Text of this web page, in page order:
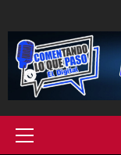
to
content
Primary